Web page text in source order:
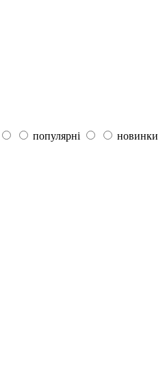
популярні новинки